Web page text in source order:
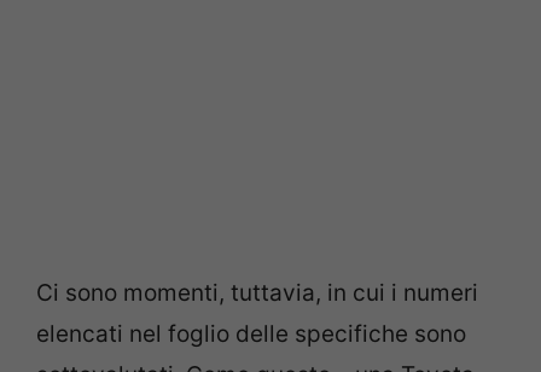
Ci sono momenti, tuttavia, in cui i numeri
elencati nel foglio delle specifiche sono